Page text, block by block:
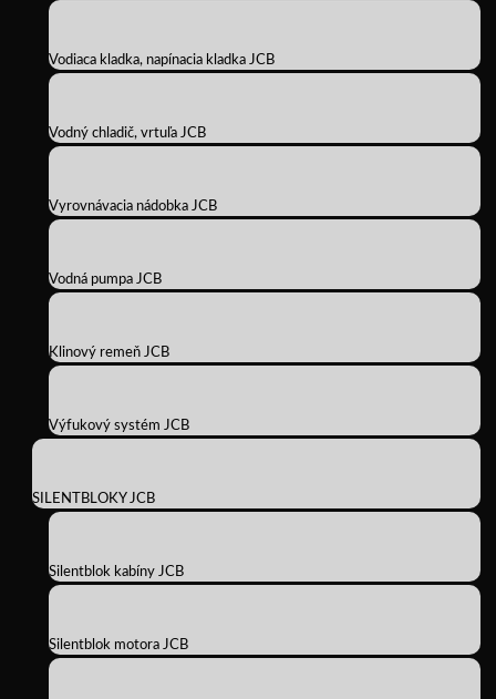
Vodiaca kladka, napínacia kladka JCB
Vodný chladič, vrtuľa JCB
Vyrovnávacia nádobka JCB
Vodná pumpa JCB
Klinový remeň JCB
Výfukový systém JCB
SILENTBLOKY JCB
Silentblok kabíny JCB
Silentblok motora JCB